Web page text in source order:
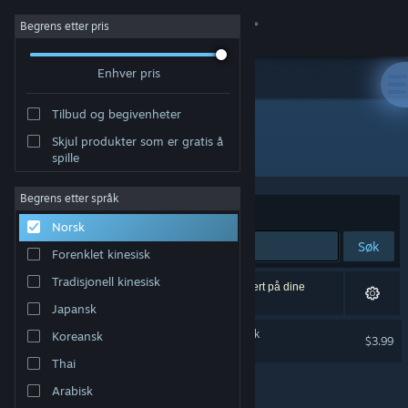
Logg inn
Om
Kundestøtte
Bytt språk
Skaff deg Steam-appen på mobil
Vis skrivebordsversjon
Begrens etter pris
Enhver pris
Tilbud og begivenheter
Skjul produkter som er gratis å
spille
Begrens etter språk
Norsk
Forenklet kinesisk
Tradisjonell kinesisk
Japansk
Koreansk
Thai
Arabisk
Utvikler: Today's Games
Sorter etter Relevans
Søk
1 treff på søket. 2 produkter er blitt utelukket basert på dine
innstillinger.
ReSetna Official Soundtrack
$3.99